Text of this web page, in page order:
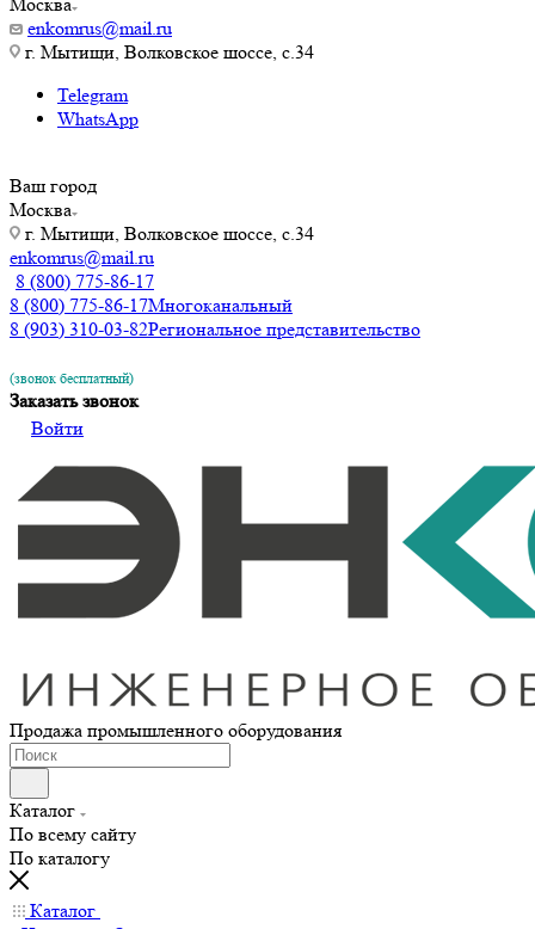
enkomrus@mail.ru
г. Мытищи, Волковское шоссе, с.34
Telegram
WhatsApp
Ваш город
Москва
г. Мытищи, Волковское шоссе, с.34
enkomrus@mail.ru
8 (800) 775-86-17
8 (800) 775-86-17Многоканальный
8 (903) 310-03-82Региональное представительство
(звонок бесплатный)
Заказать звонок
Войти
Продажа промышленного оборудования
Каталог
По всему сайту
По каталогу
Каталог